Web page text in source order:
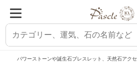
パワーストーンや誕生石ブレスレット、天然石アク